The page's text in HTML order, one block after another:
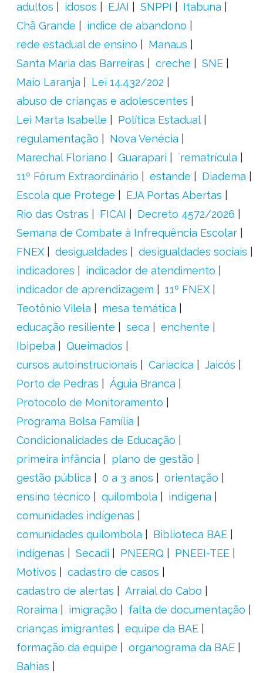
adultos
idosos EJAI SNPPI
Itabuna
Chã Grande
índice de abandono
rede estadual de ensino
Manaus
Santa Maria das Barreiras
creche
SNE
Maio Laranja
Lei 14.432/202
abuso de crianças e adolescentes
Lei Marta Isabelle
Política Estadual
regulamentação
Nova Venécia
Marechal Floriano
Guarapari
´rematrícula
11º Fórum Extraordinário
estande
Diadema
Escola que Protege
EJA Portas Abertas
Rio das Ostras
FICAI
Decreto 4572/2026
Semana de Combate à Infrequência Escolar
FNEX
desigualdades
desigualdades sociais
indicadores
indicador de atendimento
indicador de aprendizagem
11º FNEX
Teotônio Vilela
mesa temática
educação resiliente
seca
enchente
Ibipeba
Queimados
cursos autoinstrucionais
Cariacica
Jaicós
Porto de Pedras
Águia Branca
Protocolo de Monitoramento
Programa Bolsa Família
Condicionalidades de Educação
primeira infância
plano de gestão
gestão pública
0 a 3 anos
orientação
ensino técnico
quilombola
indígena
comunidades indígenas
comunidades quilombola
Biblioteca BAE
indígenas
Secadi PNEERQ
PNEEI-TEE
Motivos
cadastro de casos
cadastro de alertas
Arraial do Cabo
Roraima
imigração
falta de documentação
crianças imigrantes
equipe da BAE
formação da equipe
organograma da BAE
Bahias